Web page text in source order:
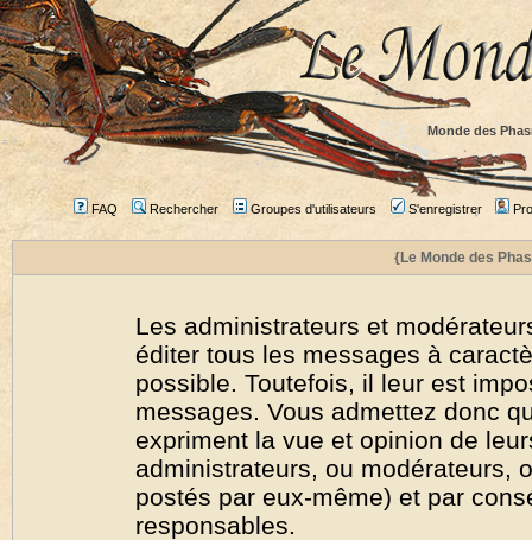
Monde des
FAQ Rechercher Groupes d'utilisateurs S'enregistrer
{Le Monde des
Les administrateurs et
éditer tous les messages à
possible. Toutefois, il leur est
messages. Vous admettez donc
expriment la vue et opinion de
administrateurs, ou modérateurs,
postés par eux-même) et par
responsables.